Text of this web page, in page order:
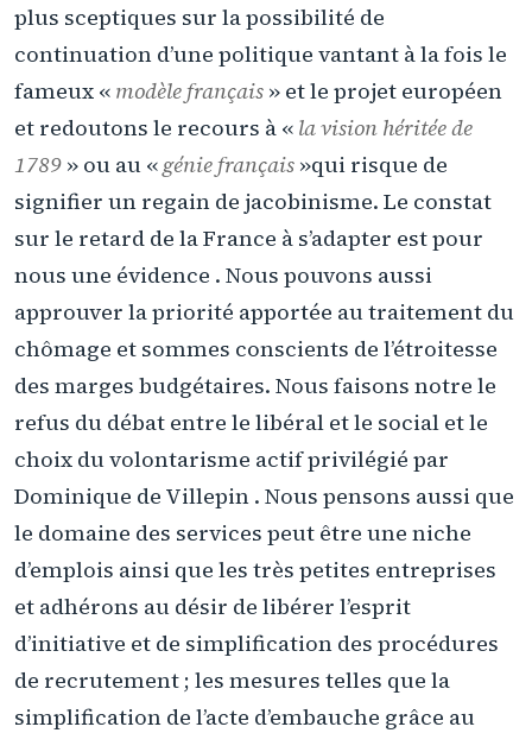
plus sceptiques sur la possibilité de
continuation d’une politique vantant à la fois le
fameux « modèle français » et le projet européen
et redoutons le recours à « la vision héritée de
1789 » ou au « génie français »qui risque de
signifier un regain de jacobinisme. Le constat
sur le retard de la France à s’adapter est pour
nous une évidence . Nous pouvons aussi
approuver la priorité apportée au traitement du
chômage et sommes conscients de l’étroitesse
des marges budgétaires. Nous faisons notre le
refus du débat entre le libéral et le social et le
choix du volontarisme actif privilégié par
Dominique de Villepin . Nous pensons aussi que
le domaine des services peut être une niche
d’emplois ainsi que les très petites entreprises
et adhérons au désir de libérer l’esprit
d’initiative et de simplification des procédures
de recrutement ; les mesures telles que la
simplification de l’acte d’embauche grâce au